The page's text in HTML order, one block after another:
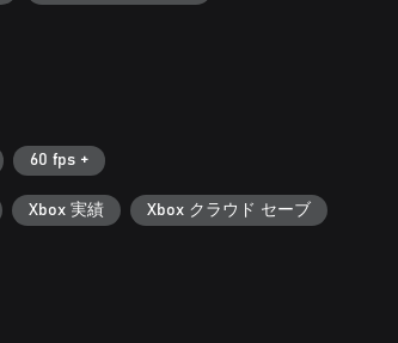
60 fps +
Xbox 実績 Xbox クラウド セーブ